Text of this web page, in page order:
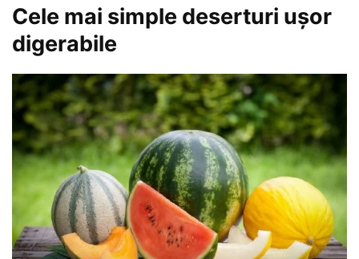
Cele mai simple deserturi ușor
digerabile